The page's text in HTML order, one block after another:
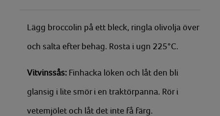
Lägg broccolin på ett bleck, ringla olivolja över
och salta efter behag. Rosta i ugn 225°C.
Vitvinssås: Finhacka löken och låt den bli
glansig i lite smör i en traktörpanna. Rör i
vetemjölet och låt det inte få färg.